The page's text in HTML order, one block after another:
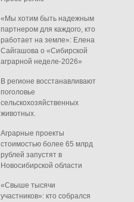
«Мы хотим быть надежным
партнером для каждого, кто
работает на земле»: Елена
Сайгашова о «Сибирской
аграрной неделе-2026»
В регионе восстанавливают
поголовье
сельскохозяйственных
животных.
Аграрные проекты
стоимостью более 65 млрд
рублей запустят в
Новосибирской области
«Свыше тысячи
участников»: кто собрался